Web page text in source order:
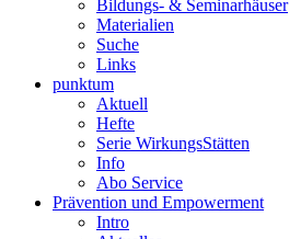
Bildungs- & Seminarhäuser
Materialien
Suche
Links
punktum
Aktuell
Hefte
Serie WirkungsStätten
Info
Abo Service
Prävention und Empowerment
Intro